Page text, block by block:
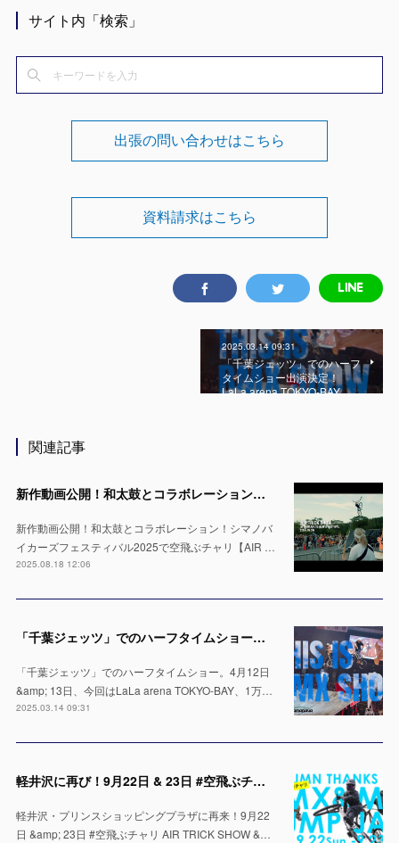
サイト内「検索」
出張の問い合わせはこちら
資料請求はこちら
2025.03.14 09:31
「千葉ジェッツ」でのハーフ
タイムショー出演決定！
LaLa arena TOKYO-BAY…
関連記事
新作動画公開！和太鼓とコラボレーション！シマノバイカーズフェスティバル2025で空飛ぶチャリ【AIR TRICK SHOW】
新作動画公開！和太鼓とコラボレーション！シマノバ
イカーズフェスティバル2025で空飛ぶチャリ【AIR …
2025.08.18 12:06
「千葉ジェッツ」でのハーフタイムショー出演決定！LaLa arena TOKYO-BAYの1万人の会場で実施 ※4月12日 & 13日
「千葉ジェッツ」でのハーフタイムショー。4月12日
&amp; 13日、今回はLaLa arena TOKYO-BAY、1万…
2025.03.14 09:31
軽井沢に再び！9月22日 & 23日 #空飛ぶチャリ AIR TRICK SHOW & パンプトラック体験！
軽井沢・プリンスショッピングプラザに再来！9月22
日 &amp; 23日 #空飛ぶチャリ AIR TRICK SHOW &…